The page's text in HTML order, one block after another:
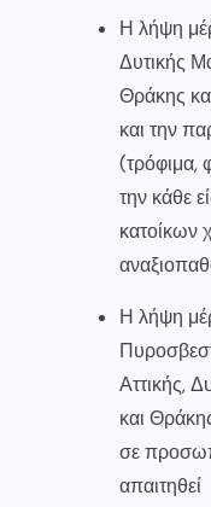
Η λήψη
Δυτικής
Θράκης
και την
(τρόφιμα,
την κάθε
κατοίκων
Η λήψη
Αττικής,
και
σε
απαιτηθεί